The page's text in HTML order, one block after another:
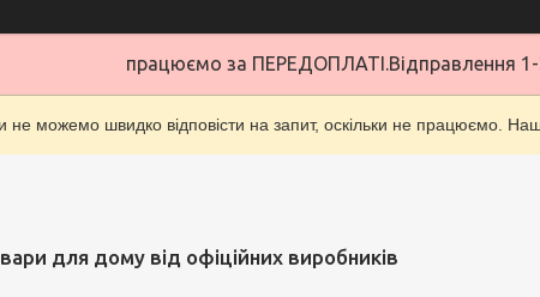
працюємо за ПЕРЕДОПЛАТІ.Відправлення 1-
не можемо швидко відповісти на запит, оскільки не працюємо.
для дому від офіційних виробників